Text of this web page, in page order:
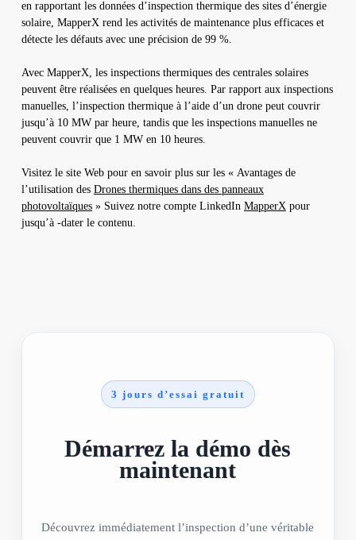
en rapportant les données d’inspection thermique des sites d’énergie
solaire, MapperX rend les activités de maintenance plus efficaces et
détecte les défauts avec une précision de 99 %.
Avec MapperX, les inspections thermiques des centrales solaires
peuvent être réalisées en quelques heures. Par rapport aux inspections
manuelles, l’inspection thermique à l’aide d’un drone peut couvrir
jusqu’à 10 MW par heure, tandis que les inspections manuelles ne
peuvent couvrir que 1 MW en 10 heures.
Visitez le site Web pour en savoir plus sur les « Avantages de
l’utilisation des Drones thermiques dans des panneaux
photovoltaïques» Suivez notre compte LinkedIn MapperXpour
jusqu’à -dater le contenu.
3 jours d’essai gratuit
Démarrez la démo dès
maintenant
Découvrez immédiatement l’inspection d’une véritable